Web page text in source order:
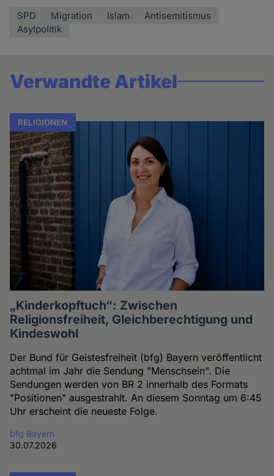
SPD Migration Islam
Antisemitismus
Asylpolitik
Verwandte Artikel
RELIGIONEN
„Kinderkopftuch“: Zwischen
Religionsfreiheit, Gleichberechtigung und
Kindeswohl
Der Bund für Geistesfreiheit (bfg) Bayern veröffentlicht
achtmal im Jahr die Sendung "Menschsein". Die
Sendungen werden von BR 2 innerhalb des Formats
"Positionen" ausgestrahlt. An diesem Sonntag um 6:45
Uhr erscheint die neueste Folge.
bfg Bayern
30.07.2026